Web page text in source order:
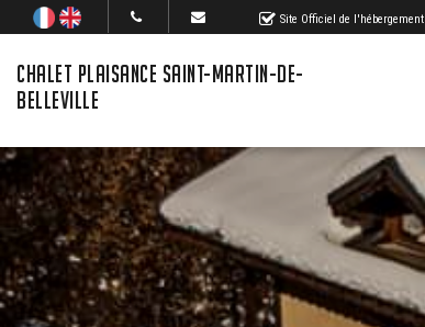
Site Officiel de l'hébergement
CHALET PLAISANCE SAINT-MARTIN-DE-
BELLEVILLE